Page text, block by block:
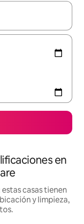
navegá con las
en
casas tienen
y limpieza,